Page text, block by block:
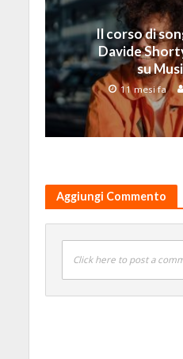
Il corso di
Davide
su
11 mesi fa
Aggiungi Commento
Click here to post a